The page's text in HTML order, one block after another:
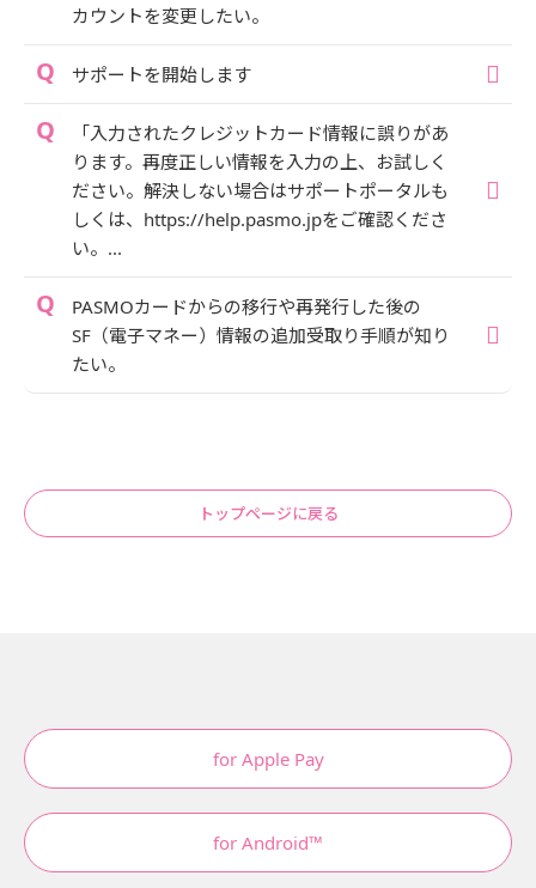
カウントを変更したい。
サポートを開始します
「入力されたクレジットカード情報に誤りがあ
ります。再度正しい情報を入力の上、お試しく
ださい。解決しない場合はサポートポータルも
しくは、https://help.pasmo.jpをご確認くださ
い。...
PASMOカードからの移行や再発行した後の
SF（電子マネー）情報の追加受取り手順が知り
たい。
トップページに戻る
for Apple Pay
for Android™